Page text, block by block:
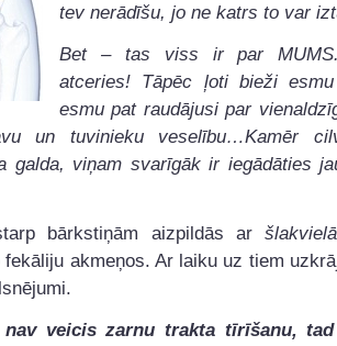
tev nerādīšu, jo ne katrs to var
Bet – tas viss ir par
atceries! Tāpēc ļoti bieži
esmu pat raudājusi par
un tuvinieku veselību…Kamēr
galda, viņam svarīgāk ir iegādāties
bārkstiņām aizpildās ar
fekāliju akmeņos. Ar laiku uz tiem
veicis zarnu trakta tīrīšanu,